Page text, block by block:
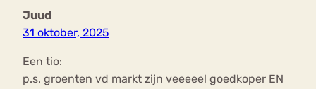
Juud
31 oktober, 2025
Een tio:
p.s. groenten vd markt zijn veeeeel goedkoper EN